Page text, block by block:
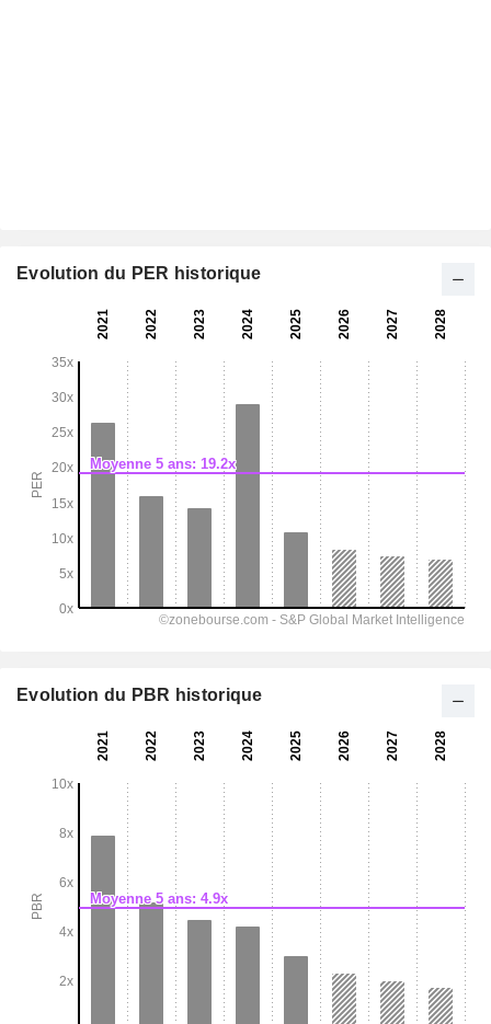
Evolution du PER historique
Evolution du PBR historique